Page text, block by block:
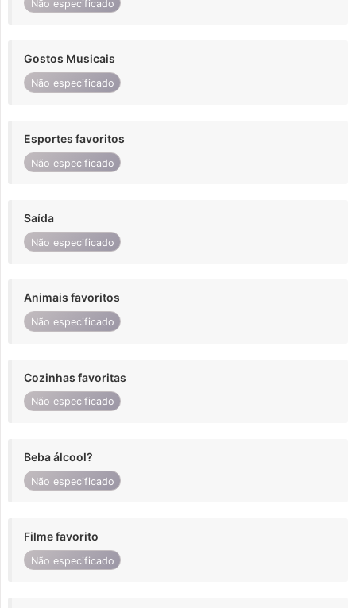
Não especificado
Gostos Musicais
Não especificado
Esportes favoritos
Não especificado
Saída
Não especificado
Animais favoritos
Não especificado
Cozinhas favoritas
Não especificado
Beba álcool?
Não especificado
Filme favorito
Não especificado